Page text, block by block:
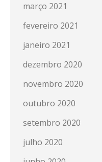
março 2021
fevereiro 2021
janeiro 2021
dezembro 2020
novembro 2020
outubro 2020
setembro 2020
julho 2020